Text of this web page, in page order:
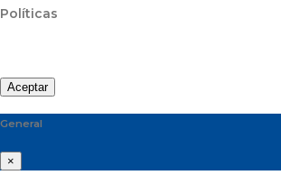
Políticas
Aceptar
General
×